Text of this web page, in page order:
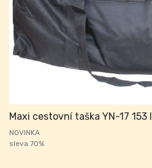
Maxi cestovní taška YN-17 153 l
NOVINKA
sleva 70%